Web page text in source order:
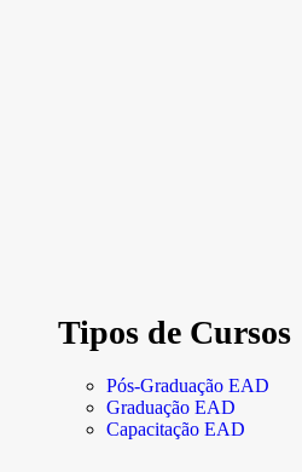
Tipos de Cursos
Pós-Graduação EAD
Graduação EAD
Capacitação EAD